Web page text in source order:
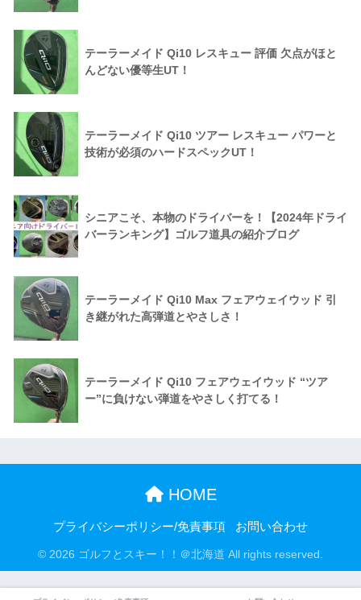
テーラーメイド Qi10 レスキュー 評価 欠点がほと
んどない優等生UT！
テーラーメイド Qi10 ツアー レスキュー パワーと
技術が必須のハードスペックUT！
シニアこそ、本物のドライバーを！【2024年ドライ
バーランキング】ゴルフ道具の紹介ブログ
テーラーメイド Qi10 Max フェアウェイウッド 引
き継がれた高弾道とやさしさ！
テーラーメイド Qi10 フェアウェイウッド “ツア
ー”に負けない弾道をやさしく打てる！
HOME
プライバシーポリシー/免責事項 お問い合わせ
© 2026 ゴルフとスキー！！＠北海道 All rights reserved.